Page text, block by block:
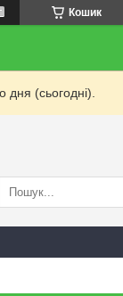
Кошик
(сьогодні).